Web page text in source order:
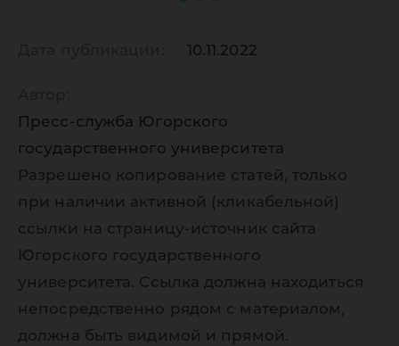
10.11.2022
Пресс-служба Югорского
государственного университета
Разрешено копирование статей, только
при наличии активной (кликабельной)
ссылки на страницу-источник сайта
Югорского государственного
университета. Ссылка должна находиться
непосредственно рядом с материалом,
должна быть видимой и прямой.